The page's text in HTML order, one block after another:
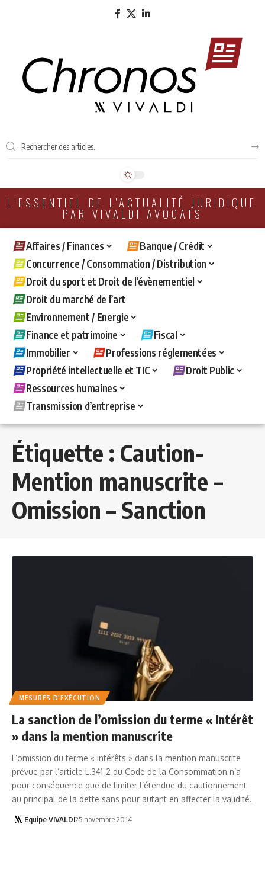
L'ESSENTIEL DE L'ACTUALITÉ JURIDIQUE
PAR VIVALDI AVOCATS
Affaires / Finances
Banque / Crédit
Concurrence / Consommation / Distribution
Droit du sport et Droit de l’évènementiel
Droit du marché de l’art
Environnement / Energie
Finance et patrimoine
Fiscal
Immobilier
Professions réglementées
Propriété intellectuelle et TIC
Droit Public
Ressources humaines
Transmission d’entreprise
Étiquette : Caution-
Mention manuscrite –
Omission – Sanction
MESURES D'EXÉCUTION
La sanction de l’omission du terme « Intérêt
» dans la mention manuscrite
L’omission du terme « intérêts » dans la mention manuscrite
prévue par l’article L.341-2 du Code de la Consommation n’a
pour conséquence que de limiter l’étendue du cautionnement
au principal de la dette sans pour autant en affecter la validité.
Equipe VIVALDI25 novembre 2014